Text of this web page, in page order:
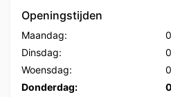
Openingstijden
Maandag:
Dinsdag:
Woensdag:
Donderdag: